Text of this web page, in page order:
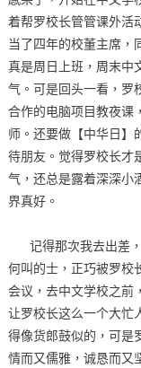
着帮罗校长管管课外活
当了四年的校董主席，
真是周日上班，周末中
气。可是回头一看，罗
合作的电脑项目教夜课
师。还要做【中华日】
待朋友。觉得罗校长才
气，还总是露着深深小
界真好。
记得那次我去出差，
何叫的士，正巧被罗校
会议，去中文学校之前
让罗校长这么一个大忙
得像货郎鼓似的，可是
情而又儒雅，诚恳而又